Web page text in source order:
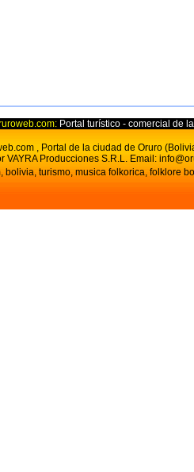
Portal turístico - comercial de
, Portal de la ciudad de Oruro
VAYRA Producciones S.R.L. Email:
bolivia, turismo, musica folkorica, folklore